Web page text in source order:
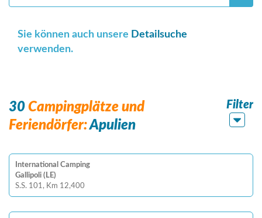
Sie können auch unsere Detailsuche
verwenden.
30 Campingplätze und
Feriendörfer:Apulien
Filter
International Camping
Gallipoli (LE)
S.S. 101, Km 12,400